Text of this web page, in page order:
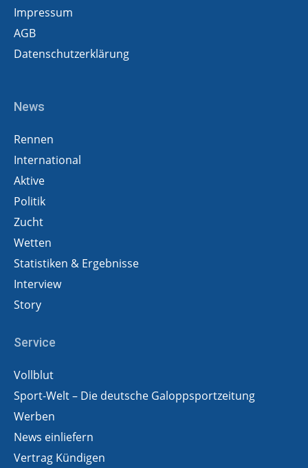
Impressum
AGB
Datenschutzerklärung
News
Rennen
International
Aktive
Politik
Zucht
Wetten
Statistiken & Ergebnisse
Interview
Story
Service
Vollblut
Sport-Welt – Die deutsche Galoppsportzeitung
Werben
News einliefern
Vertrag Kündigen